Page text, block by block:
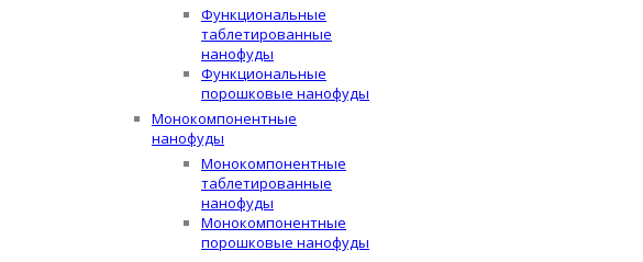
Функциональные
таблетированные
нанофуды
Функциональные
порошковые нанофуды
Монокомпонентные
нанофуды
Монокомпонентные
таблетированные
нанофуды
Монокомпонентные
порошковые нанофуды